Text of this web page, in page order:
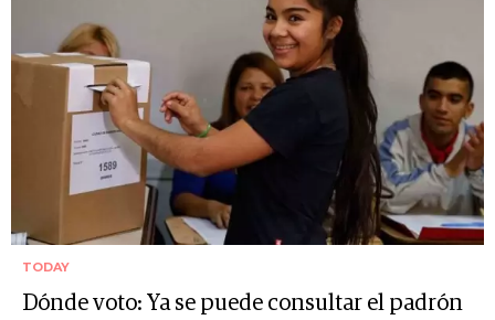
TODAY
Dónde voto: Ya se puede consultar el padrón